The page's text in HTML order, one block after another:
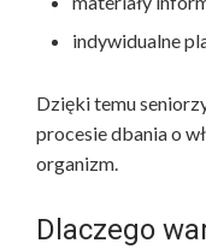
indywidualne
Dzięki temu
procesie dbania o
organizm.
Dlaczego